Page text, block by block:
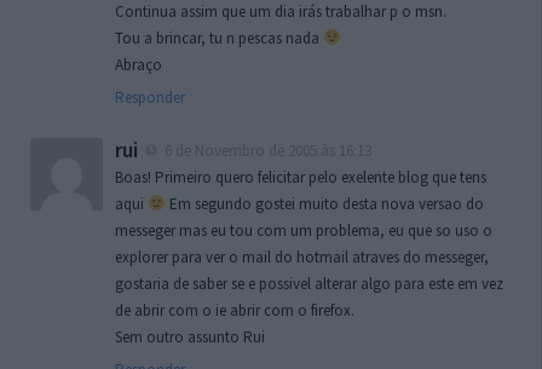
Continua assim que um dia irás trabalhar p o msn.
Tou a brincar, tu n pescas nada
Abraço
Responder
rui
Boas! Primeiro quero felicitar pelo exelente blog que tens
aqui
Em segundo gostei muito desta nova versao do
messeger mas eu tou com um problema, eu que so uso o
explorer para ver o mail do hotmail atraves do messeger,
gostaria de saber se e possivel alterar algo para este em vez
de abrir com o ie abrir com o firefox.
Sem outro assunto Rui